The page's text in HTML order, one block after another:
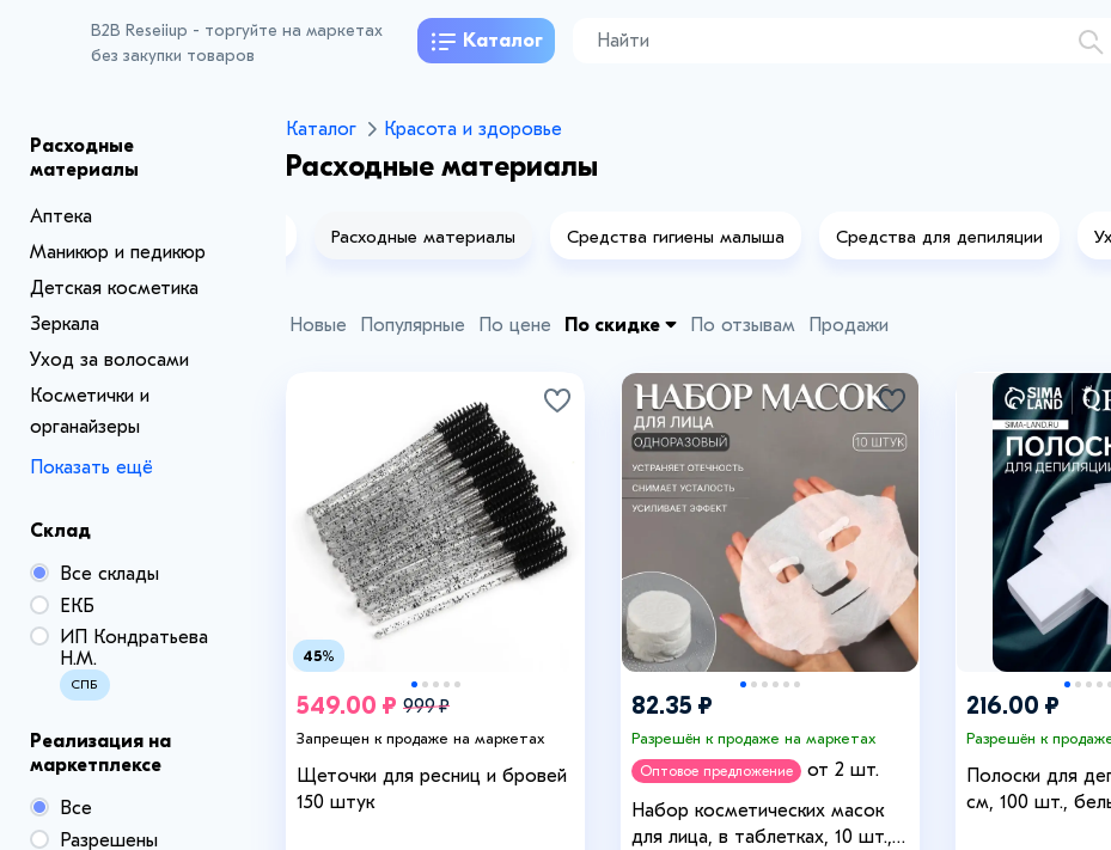
B2B Reseiiup - торгуйте на маркетах
без закупки товаров
Каталог
Расходные
материалы
Аптека
Маникюр и педикюр
Детская косметика
Зеркала
Уход за волосами
Косметички и
органайзеры
Показать ещё
Склад
Все склады
ЕКБ
ИП Кондратьева
Н.М.
СПБ
Реализация на
маркетплексе
Все
Разрешены
Каталог Красота и здоровье
Расходные материалы
Расходные материалы Средства гигиены малыша Средства для депиляции
Новые Популярные По цене По скидке По отзывам Продажи
45%
549.00 ₽ 999 ₽
Запрещен к продаже на маркетах
Щеточки для ресниц и бровей
150 штук
82.35 ₽
Разрешён к продаже на маркетах
Оптовое предложение
от 2 шт.
Набор косметических масок
для лица, в таблетках, 10 шт.,
216.00 ₽
Разрешён к
Полоски для
см, 100 шт.,